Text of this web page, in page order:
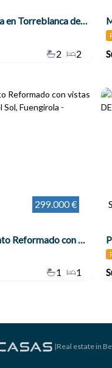
Piso de Lujo a la venta en Torreblanca del Sol Fuengirola
2
2
299.000 €
Exclusivo Apartamento Reformado con vistas al mar en Torreblanca del Sol, Fuengirola
1
1
|Real estate in